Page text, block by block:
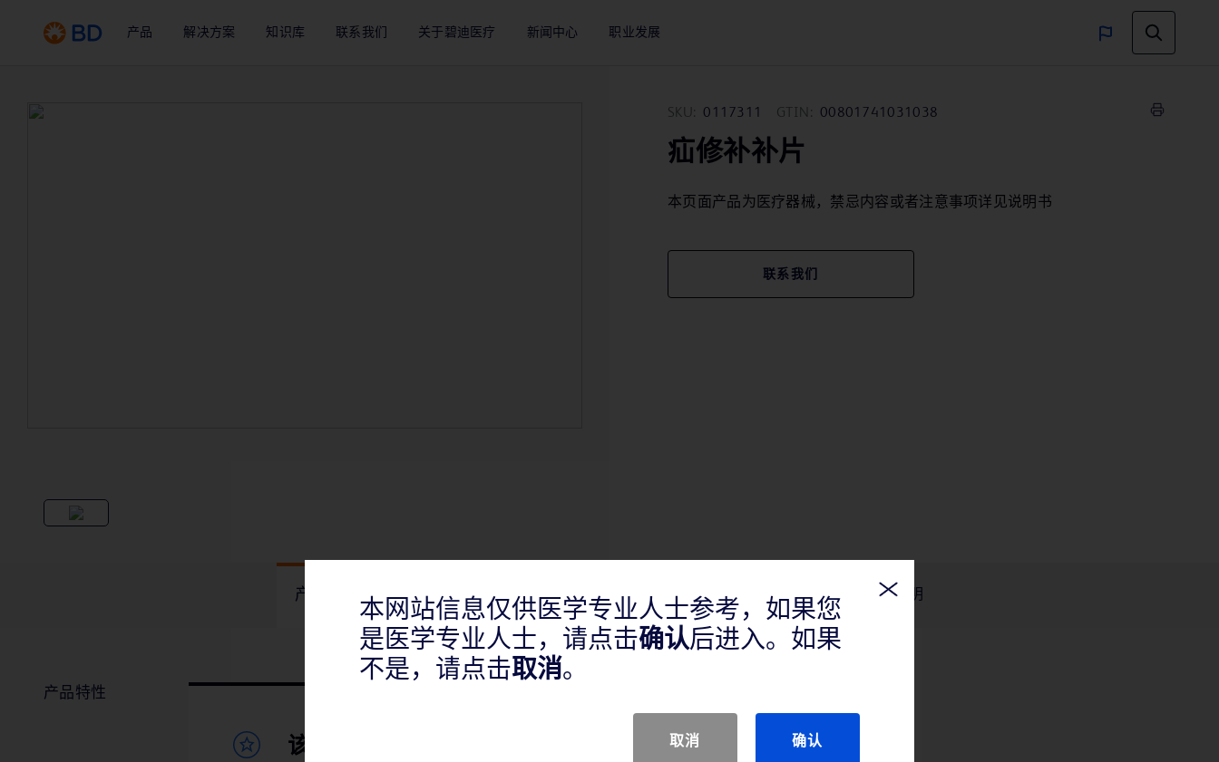
产品 解决方案 知识库 联系我们 关于碧迪医疗 新闻中心 职业发展
SKU: 0117311 GTIN: 00801741031038
疝修补补片
本页面产品为医疗器械，禁忌内容或者注意事项详见说明书
联系我们
产品概述 产品说明
产品特性
该产品适用于腹股沟疝修补术
本网站信息仅供医学专业人士参考，如果您
是医学专业人士，请点击确认后进入。如果
不是，请点击取消。
取消 确认